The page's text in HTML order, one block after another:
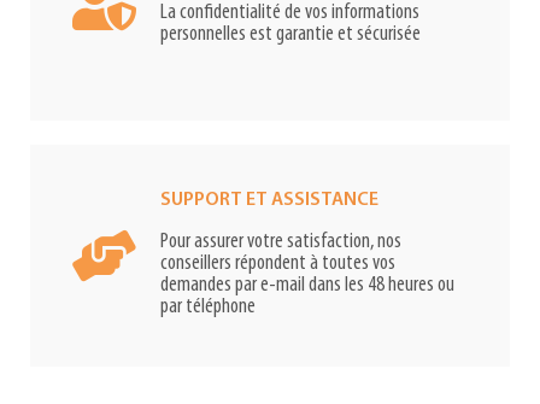
La confidentialité de vos informations
personnelles est garantie et sécurisée
SUPPORT ET ASSISTANCE
Pour assurer votre satisfaction, nos
conseillers répondent à toutes vos
demandes par e-mail dans les 48 heures ou
par téléphone